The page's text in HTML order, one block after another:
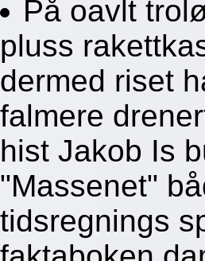
På oavlt
pluss
dermed riset
falmere
hist Jakob Is
"Massenet"
tidsregnings